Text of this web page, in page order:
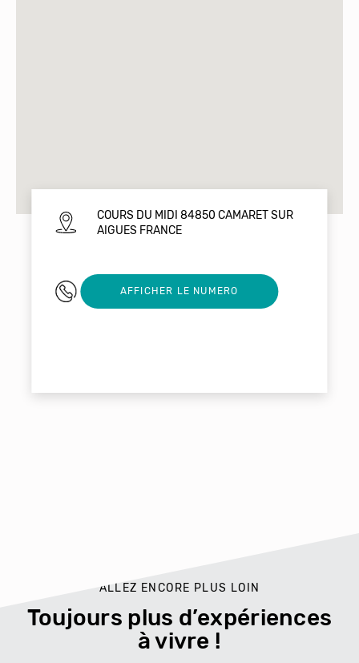
COURS DU MIDI 84850 CAMARET SUR
AIGUES FRANCE
04 90 37 22 60
AFFICHER LE NUMERO
ALLEZ ENCORE PLUS LOIN
Toujours plus d’expériences
à vivre !